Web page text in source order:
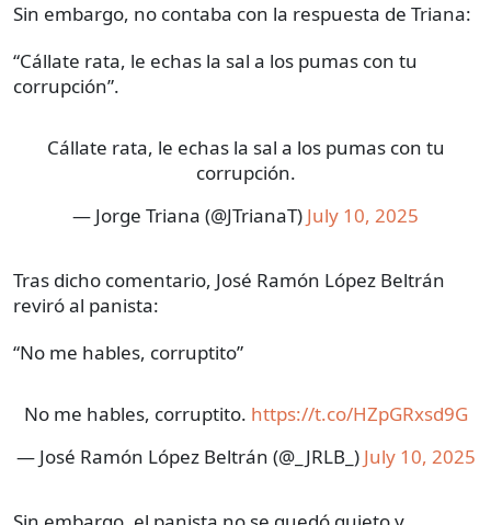
Sin embargo, no contaba con la respuesta de Triana:
“Cállate rata, le echas la sal a los pumas con tu
corrupción”.
Cállate rata, le echas la sal a los pumas con tu
corrupción.
— Jorge Triana (@JTrianaT) July 10, 2025
Tras dicho comentario, José Ramón López Beltrán
reviró al panista:
“No me hables, corruptito”
No me hables, corruptito. https://t.co/HZpGRxsd9G
— José Ramón López Beltrán (@_JRLB_) July 10, 2025